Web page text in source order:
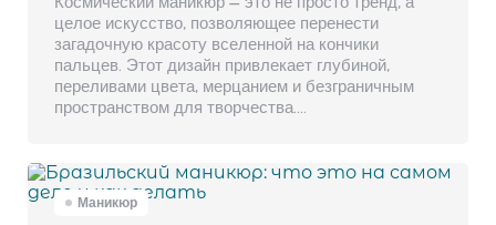
целое искусство, позволяющее перенести
загадочную красоту вселенной на кончики
пальцев. Этот дизайн привлекает глубиной,
переливами цвета, мерцанием и безграничным
пространством для творчества.…
Маникюр